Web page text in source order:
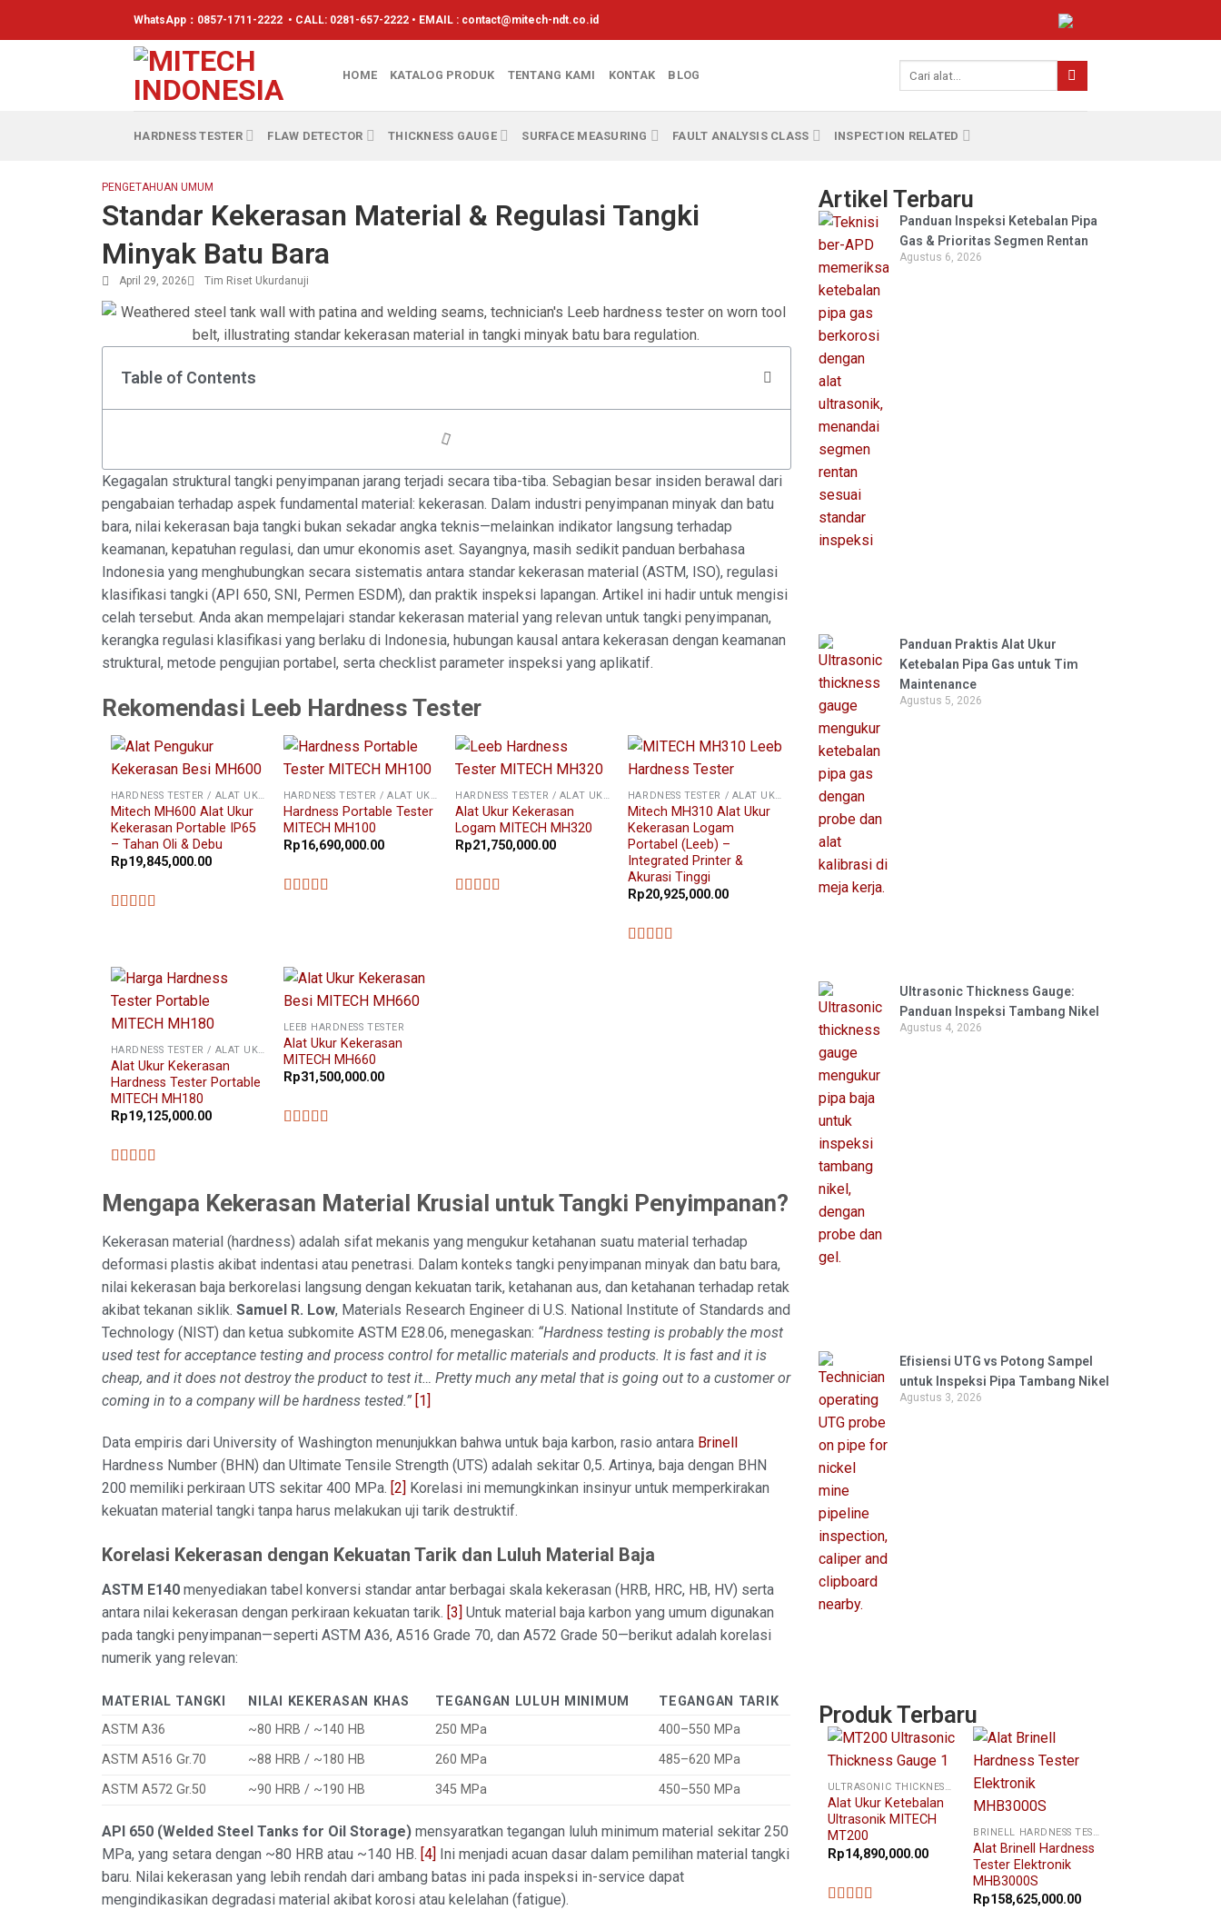
WhatsApp： 0857-1711-2222 • CALL: 0281-657-2222 • EMAIL : contact@mitech-ndt.co.id
HOME KATALOG PRODUK TENTANG KAMI KONTAK BLOG
HARDNESS TESTER FLAW DETECTOR THICKNESS GAUGE SURFACE MEASURING FAULT ANALYSIS CLASS INSPECTION RELATED
PENGETAHUAN UMUM
Standar Kekerasan Material & Regulasi Tangki
Minyak Batu Bara
April 29, 2026 Tim Riset Ukurdanuji
Table of Contents
Kegagalan struktural tangki penyimpanan jarang terjadi secara tiba-tiba. Sebagian besar insiden berawal dari
pengabaian terhadap aspek fundamental material: kekerasan. Dalam industri penyimpanan minyak dan batu
bara, nilai kekerasan baja tangki bukan sekadar angka teknis—melainkan indikator langsung terhadap
keamanan, kepatuhan regulasi, dan umur ekonomis aset. Sayangnya, masih sedikit panduan berbahasa
Indonesia yang menghubungkan secara sistematis antara standar kekerasan material (ASTM, ISO), regulasi
klasifikasi tangki (API 650, SNI, Permen ESDM), dan praktik inspeksi lapangan. Artikel ini hadir untuk mengisi
celah tersebut. Anda akan mempelajari standar kekerasan material yang relevan untuk tangki penyimpanan,
kerangka regulasi klasifikasi yang berlaku di Indonesia, hubungan kausal antara kekerasan dengan keamanan
struktural, metode pengujian portabel, serta checklist parameter inspeksi yang aplikatif.
Rekomendasi Leeb Hardness Tester
HARDNESS TESTER / ALAT UKUR KEKERASAN
Mitech MH600 Alat Ukur
Kekerasan Portable IP65
– Tahan Oli & Debu
Rp19,845,000.00
HARDNESS TESTER / ALAT UKUR KEKERASAN
Hardness Portable Tester
MITECH MH100
Rp16,690,000.00
HARDNESS TESTER / ALAT UKUR KEKERASAN
Alat Ukur Kekerasan
Logam MITECH MH320
Rp21,750,000.00
HARDNESS TESTER / ALAT UKUR KEKERASAN
Mitech MH310 Alat Ukur
Kekerasan Logam
Portabel (Leeb) –
Integrated Printer &
Akurasi Tinggi
Rp20,925,000.00
HARDNESS TESTER / ALAT UKUR KEKERASAN
Alat Ukur Kekerasan
Hardness Tester Portable
MITECH MH180
Rp19,125,000.00
LEEB HARDNESS TESTER
Alat Ukur Kekerasan
MITECH MH660
Rp31,500,000.00
Mengapa Kekerasan Material Krusial untuk Tangki Penyimpanan?
Kekerasan material (hardness) adalah sifat mekanis yang mengukur ketahanan suatu material terhadap
deformasi plastis akibat indentasi atau penetrasi. Dalam konteks tangki penyimpanan minyak dan batu bara,
nilai kekerasan baja berkorelasi langsung dengan kekuatan tarik, ketahanan aus, dan ketahanan terhadap retak
akibat tekanan siklik. Samuel R. Low, Materials Research Engineer di U.S. National Institute of Standards and
Technology (NIST) dan ketua subkomite ASTM E28.06, menegaskan: “Hardness testing is probably the most
used test for acceptance testing and process control for metallic materials and products. It is fast and it is
cheap, and it does not destroy the product to test it… Pretty much any metal that is going out to a customer or
coming in to a company will be hardness tested.” [1]
Data empiris dari University of Washington menunjukkan bahwa untuk baja karbon, rasio antara Brinell
Hardness Number (BHN) dan Ultimate Tensile Strength (UTS) adalah sekitar 0,5. Artinya, baja dengan BHN
200 memiliki perkiraan UTS sekitar 400 MPa. [2] Korelasi ini memungkinkan insinyur untuk memperkirakan
kekuatan material tangki tanpa harus melakukan uji tarik destruktif.
Korelasi Kekerasan dengan Kekuatan Tarik dan Luluh Material Baja
ASTM E140 menyediakan tabel konversi standar antar berbagai skala kekerasan (HRB, HRC, HB, HV) serta
antara nilai kekerasan dengan perkiraan kekuatan tarik. [3] Untuk material baja karbon yang umum digunakan
pada tangki penyimpanan—seperti ASTM A36, A516 Grade 70, dan A572 Grade 50—berikut adalah korelasi
numerik yang relevan:
MATERIAL TANGKI NILAI KEKERASAN KHAS TEGANGAN LULUH MINIMUM
TEGANGAN TARIK
ASTM A36
~80 HRB / ~140 HB 250 MPa
400–550 MPa
ASTM A516 Gr.70
~88 HRB / ~180 HB 260 MPa
485–620 MPa
ASTM A572 Gr.50
~90 HRB / ~190 HB 345 MPa 450–550 MPa
API 650 (Welded Steel Tanks for Oil Storage) mensyaratkan tegangan luluh minimum material sekitar 250
MPa, yang setara dengan ~80 HRB atau ~140 HB. [4]
Ini menjadi acuan dasar dalam pemilihan material tangki
baru. Nilai kekerasan yang lebih rendah dari ambang batas ini pada inspeksi in-service dapat
mengindikasikan degradasi material akibat korosi atau kelelahan (fatigue).
Artikel Terbaru
Panduan Inspeksi Ketebalan Pipa
Gas & Prioritas Segmen Rentan
Agustus 6, 2026
Panduan Praktis Alat Ukur
Ketebalan Pipa Gas untuk Tim
Maintenance
Agustus 5, 2026
Ultrasonic Thickness Gauge:
Panduan Inspeksi Tambang Nikel
Agustus 4, 2026
Efisiensi UTG vs Potong Sampel
untuk Inspeksi Pipa Tambang Nikel
Agustus 3, 2026
Produk Terbaru
ULTRASONIC THICKNESS GAUGE
Alat Ukur Ketebalan
Ultrasonik MITECH
MT200
Rp14,890,000.00
BRINELL HARDNESS TESTER
Alat Brinell Hardness
Tester Elektronik
MHB3000S
Rp158,625,000.00